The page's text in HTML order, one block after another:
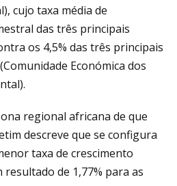
cujo taxa média de
das três principais
os 4,5% das três principais
Económica dos
regional africana de que
descreve que se configura
taxa de crescimento
resultado de 1,77% para as